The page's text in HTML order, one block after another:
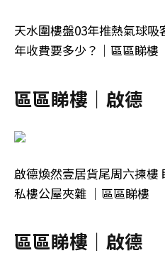
天水圍樓盤03年推熱氣球
年收費要多少？｜區區睇樓
區區睇樓｜啟德
啟德煥然壹居貨尾周六揀樓
私樓公屋夾雜 ｜區區睇樓
區區睇樓｜啟德